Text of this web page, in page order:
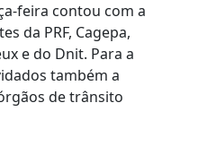
feira contou com a
da PRF, Cagepa,
e do Dnit. Para a
também a
de trânsito